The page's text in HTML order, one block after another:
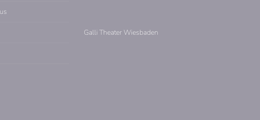
Galli Theater Wiesbaden